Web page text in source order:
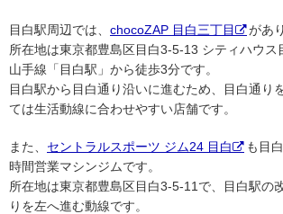
目白駅周辺では、 chocoZAP 目白三丁目
があ
所在地は東京都豊島区目白3-5-13 シティハウス
山手線「目白駅」から徒歩3分です。
目白駅から目白通り沿いに進むため、目白通り
ては生活動線に合わせやすい店舗です。
また、 セントラルスポーツ ジム24 目白
も目
時間営業マシンジムです。
所在地は東京都豊島区目白3-5-11で、目白駅の
りを左へ進む動線です。